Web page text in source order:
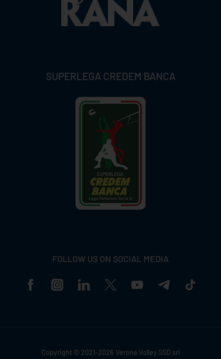
SUPERLEGA CREDEM BANCA
FOLLOW US ON SOCIAL MEDIA
Copyright © 2021-2026 Verona Volley SSD srl